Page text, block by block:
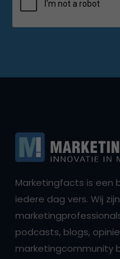
Marketingfacts is een
iedere dag vers. Wij
podcasts, blogs,
marketingcommunity